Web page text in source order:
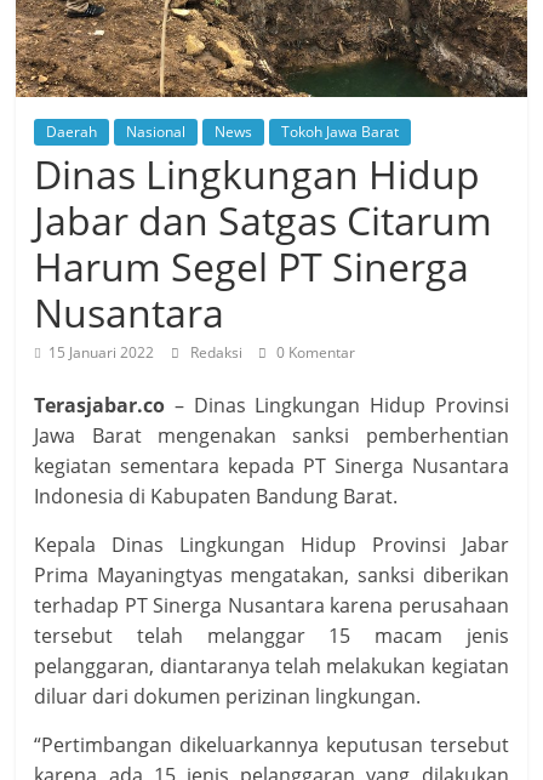
Daerah Nasional News Tokoh Jawa Barat
Dinas Lingkungan Hidup
Jabar dan Satgas Citarum
Harum Segel PT Sinerga
Nusantara
15 Januari 2022 Redaksi 0 Komentar
Terasjabar.co – Dinas Lingkungan Hidup Provinsi
Jawa Barat mengenakan sanksi pemberhentian
kegiatan sementara kepada PT Sinerga Nusantara
Indonesia di Kabupaten Bandung Barat.
Kepala Dinas Lingkungan Hidup Provinsi Jabar
Prima Mayaningtyas mengatakan, sanksi diberikan
terhadap PT Sinerga Nusantara karena perusahaan
tersebut telah melanggar 15 macam jenis
pelanggaran, diantaranya telah melakukan kegiatan
diluar dari dokumen perizinan lingkungan.
“Pertimbangan dikeluarkannya keputusan tersebut